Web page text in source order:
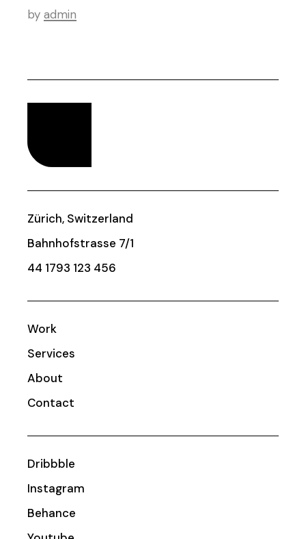
by admin
Zürich, Switzerland
Bahnhofstrasse 7/1
44 1793 123 456
Work
Services
About
Contact
Dribbble
Instagram
Behance